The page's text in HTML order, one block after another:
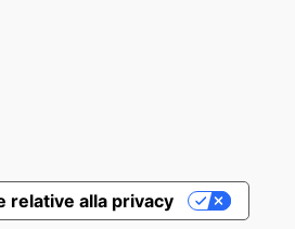
relative alla privacy